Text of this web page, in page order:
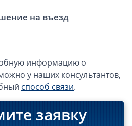
на въезд
информацию о
у наших консультантов,
способ связи.
заявку